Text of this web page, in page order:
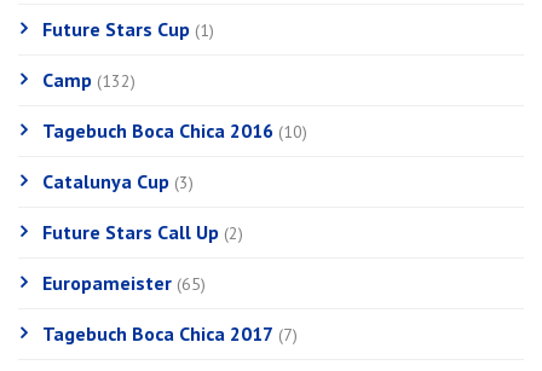
Future Stars Cup (1)
Camp (132)
Tagebuch Boca Chica 2016 (10)
Catalunya Cup (3)
Future Stars Call Up (2)
Europameister (65)
Tagebuch Boca Chica 2017 (7)